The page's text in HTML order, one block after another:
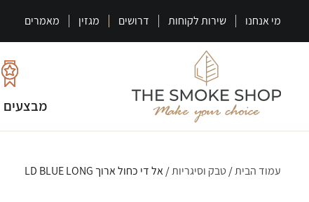
מי אנחנו שירות לקוחות דרושים מגזין מאמרים
מבצעים
עמוד הבית/טבק וסיגריות/ אל די כחול ארוך LD BLUE LONG